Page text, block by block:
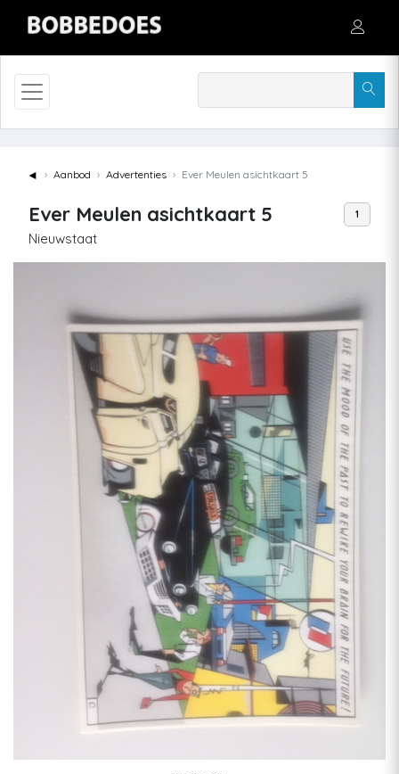
◄ Aanbod Advertenties Ever Meulen asichtkaart 5
Ever Meulen asichtkaart 5
Nieuwstaat
1